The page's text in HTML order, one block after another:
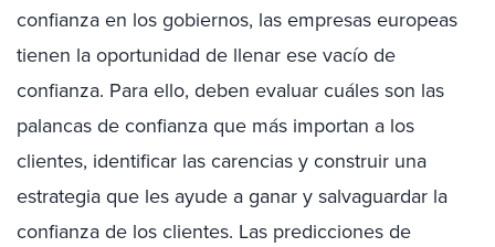
confianza en los gobiernos, las empresas europeas
tienen la oportunidad de llenar ese vacío de
confianza. Para ello, deben evaluar cuáles son las
palancas de confianza que más importan a los
clientes, identificar las carencias y construir una
estrategia que les ayude a ganar y salvaguardar la
confianza de los clientes. Las predicciones de